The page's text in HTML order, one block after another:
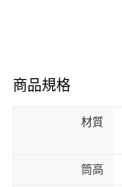
商品規格
材質
筒高